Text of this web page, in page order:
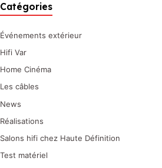
Catégories
Événements extérieur
Hifi Var
Home Cinéma
Les câbles
News
Réalisations
Salons hifi chez Haute Définition
Test matériel